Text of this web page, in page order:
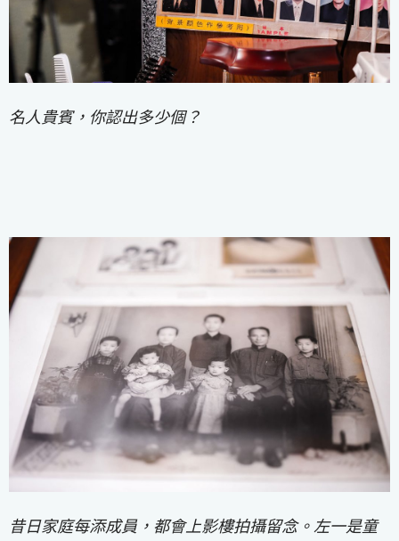
名人貴賓，你認出多少個？
昔日家庭每添成員，都會上影樓拍攝留念。左一是童